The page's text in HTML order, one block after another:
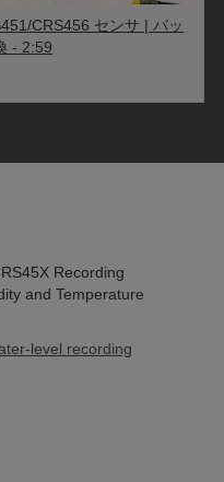
CRS456 センサ | バッ
- 2:59
Recording
and Temperature
level recording